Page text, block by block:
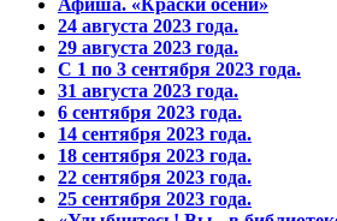
24 августа 2023 года.
29 августа 2023 года.
С 1 по 3 сентября 2023 года.
31 августа 2023 года.
6 сентября 2023 года.
14 сентября 2023 года.
18 сентября 2023 года.
22 сентября 2023 года.
25 сентября 2023 года.